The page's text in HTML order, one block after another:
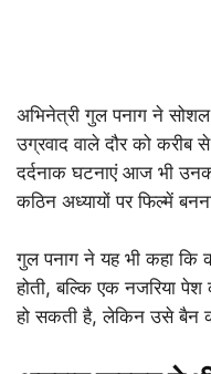
अभिनेत्री गुल पनाग ने सोशल
उग्रवाद वाले दौर को
दर्दनाक घटनाएं आज भी
कठिन अध्यायों पर फिल्में
गुल पनाग ने यह भी कहा कि
होती, बल्कि एक नजरिया
हो सकती है, लेकिन उसे बैन